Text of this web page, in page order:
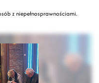
z niepełnosprawnościami.